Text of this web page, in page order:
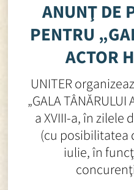
ANUNŢ DE
PENTRU
ACTOR
UNITER
„GALA TÂNĂRULUI
a XVIII-a, în zilele
(cu posibilitatea
iulie, în